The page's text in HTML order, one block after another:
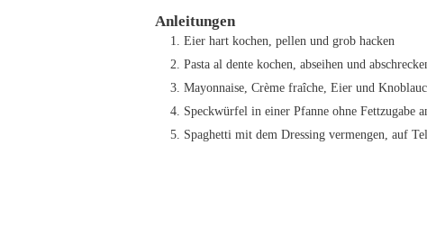
Anleitungen
Eier hart kochen, pellen und grob hacken
Pasta al dente kochen, abseihen und
Mayonnaise, Crème fraîche, Eier und
Speckwürfel in einer Pfanne ohne Fettzugabe
Spaghetti mit dem Dressing vermengen, auf